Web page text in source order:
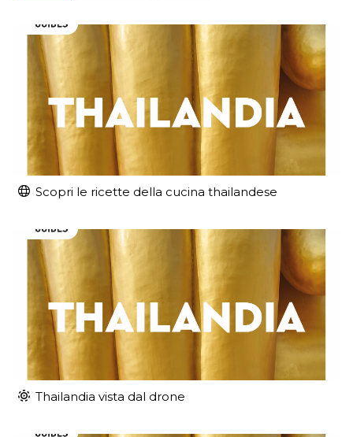
Scopri le ricette della cucina thailandese
Thailandia vista dal drone